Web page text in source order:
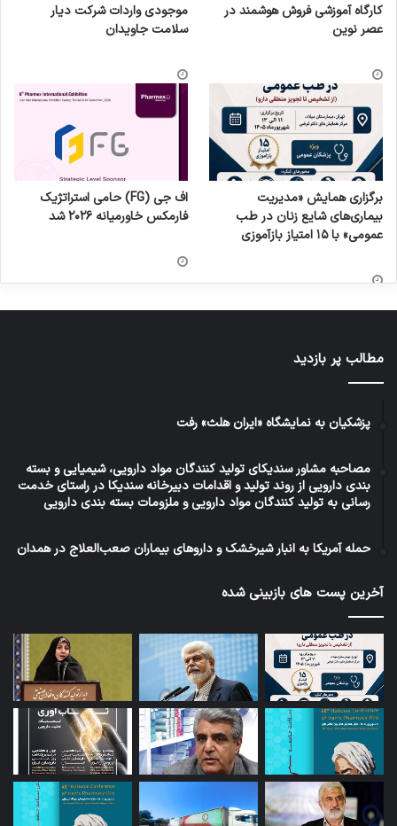
کارگاه آموزشی فروش هوشمند در
عصر نوین
موجودی واردات شرکت دیار
سلامت جاویدان
برگزاری همایش «مدیریت
بیماری‌های شایع زنان در طب
عمومی» با ۱۵ امتیاز بازآموزی
اف جی (FG) حامی استراتژیک
فارمکس خاورمیانه ۲۰۲۶ شد
مطالب پر بازدید
پزشکیان به نمایشگاه «ایران هلث» رفت
مصاحبه مشاور سندیکای تولید کنندگان مواد دارویی، شیمیایی و بسته
بندی دارویی از روند تولید و اقدامات دبیرخانه سندیکا در راستای خدمت
رسانی به تولید کنندگان مواد دارویی و ملزومات بسته بندی دارویی
حمله آمریکا به انبار شیرخشک و داروهای بیماران صعب‌العلاج در همدان
آخرین پست های بازبینی شده